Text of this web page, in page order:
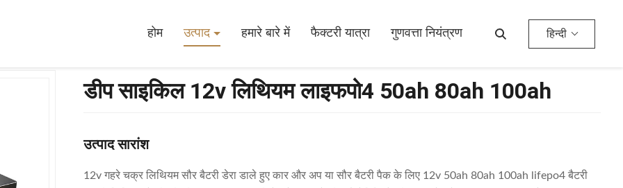
होम उत्पाद हमारे बारे में फैक्टरी यात्रा गुणवत्ता नियंत्रण हिन्दी
डीप साइकिल 12v लिथियम लाइफपो4 50ah 80ah 100ah
उत्पाद सारांश
12v गहरे चक्र लिथियम सौर बैटरी डेरा डाले हुए कार और अप या सौर बैटरी पैक के लिए 12v 50ah 80ah 100ah lifepo4 बैटरी